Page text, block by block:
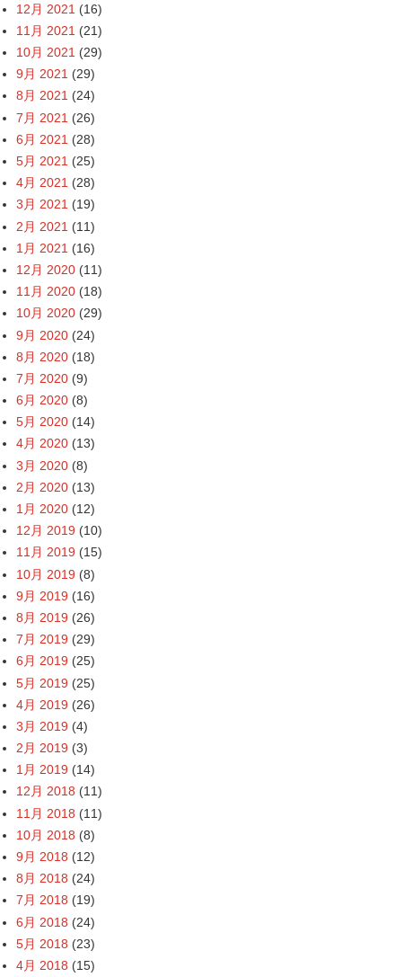
12月 2021 (16)
11月 2021 (21)
10月 2021 (29)
9月 2021 (29)
8月 2021 (24)
7月 2021 (26)
6月 2021 (28)
5月 2021 (25)
4月 2021 (28)
3月 2021 (19)
2月 2021 (11)
1月 2021 (16)
12月 2020 (11)
11月 2020 (18)
10月 2020 (29)
9月 2020 (24)
8月 2020 (18)
7月 2020 (9)
6月 2020 (8)
5月 2020 (14)
4月 2020 (13)
3月 2020 (8)
2月 2020 (13)
1月 2020 (12)
12月 2019 (10)
11月 2019 (15)
10月 2019 (8)
9月 2019 (16)
8月 2019 (26)
7月 2019 (29)
6月 2019 (25)
5月 2019 (25)
4月 2019 (26)
3月 2019 (4)
2月 2019 (3)
1月 2019 (14)
12月 2018 (11)
11月 2018 (11)
10月 2018 (8)
9月 2018 (12)
8月 2018 (24)
7月 2018 (19)
6月 2018 (24)
5月 2018 (23)
4月 2018 (15)